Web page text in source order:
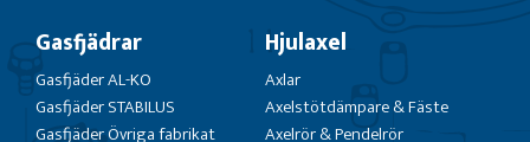
Gasfjädrar
Gasfjäder AL-KO
Gasfjäder STABILUS
Gasfjäder Övriga fabrikat
Hjulaxel
Axlar
Axelstötdämpare & Fäste
Axelrör & Pendelrör